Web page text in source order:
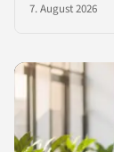
7. August 2026